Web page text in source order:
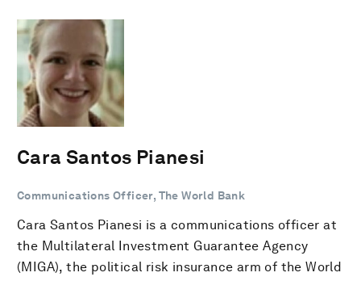
Cara Santos Pianesi
Communications Officer, The World Bank
Cara Santos Pianesi is a communications officer at
the Multilateral Investment Guarantee Agency
(MIGA), the political risk insurance arm of the World